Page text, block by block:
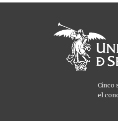
Cinco
el